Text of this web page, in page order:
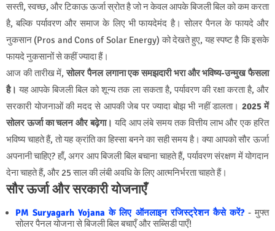
सस्ती, स्वच्छ, और टिकाऊ ऊर्जा स्रोत है जो न केवल आपके बिजली बिल को कम करता
है, बल्कि पर्यावरण और समाज के लिए भी फायदेमंद है। सोलर पैनल के फायदे और
नुकसान (Pros and Cons of Solar Energy) को देखते हुए, यह स्पष्ट है कि इसके
फायदे नुकसानों से कहीं ज्यादा हैं।
आज की तारीख में,सोलर पैनल लगाना एक समझदारी भरा और भविष्य-उन्मुख फैसला
है। यह आपके बिजली बिल को शून्य तक ला सकता है, पर्यावरण की रक्षा करता है, और
सरकारी योजनाओं की मदद से आपकी जेब पर ज्यादा बोझ भी नहीं डालता। 2025 में
सोलर ऊर्जा का चलन और बढ़ेगा। यदि आप लंबे समय तक वित्तीय लाभ और एक हरित
भविष्य चाहते हैं, तो यह क्रांति का हिस्सा बनने का सही समय है। क्या आपको सौर ऊर्जा
अपनानी चाहिए? हाँ, अगर आप बिजली बिल बचाना चाहते हैं, पर्यावरण संरक्षण में योगदान
देना चाहते हैं, और 25 साल की लंबी अवधि के लिए आत्मनिर्भरता चाहते हैं।
सौर ऊर्जा और सरकारी योजनाएँ
PM Suryagarh Yojana के लिए ऑनलाइन रजिस्ट्रेशन कैसे करें?- मुफ्त
सोलर पैनल योजना से बिजली बिल बचाएँ और सब्सिडी पाएँ!